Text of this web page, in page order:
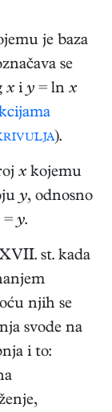
je baza
se
x iy = ln x
).
x kojemu
y, odnosno
=y.
st. kada
njih se
svode na
i to: